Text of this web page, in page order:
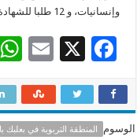
وإنسانيات، و 12 طلبا للشهادة المتوسطة.
F
e
b
X
E
ai
l
الوسوم المنطقة التربوية في